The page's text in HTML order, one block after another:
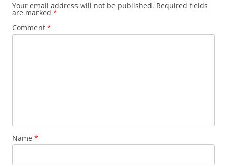
Your email address will not be published. Required fields
are marked *
Comment *
Name *